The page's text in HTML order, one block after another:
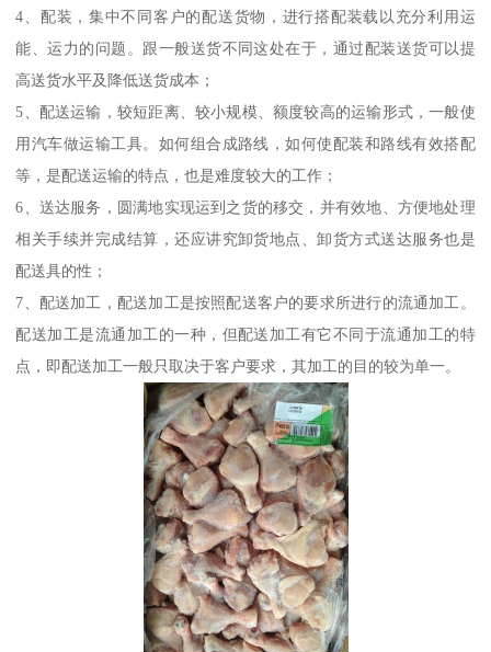
4、配装，集中不同客户的配送货物，进行搭配装载以充分利用运
能、运力的问题。跟一般送货不同这处在于，通过配装送货可以提
高送货水平及降低送货成本；
5、配送运输，较短距离、较小规模、额度较高的运输形式，一般使
用汽车做运输工具。如何组合成路线，如何使配装和路线有效搭配
等，是配送运输的特点，也是难度较大的工作；
6、送达服务，圆满地实现运到之货的移交，并有效地、方便地处理
相关手续并完成结算，还应讲究卸货地点、卸货方式送达服务也是
配送具的性；
7、配送加工，配送加工是按照配送客户的要求所进行的流通加工。
配送加工是流通加工的一种，但配送加工有它不同于流通加工的特
点，即配送加工一般只取决于客户要求，其加工的目的较为单一。